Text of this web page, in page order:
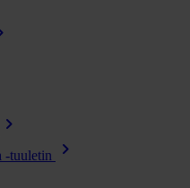
chevron_right
-tuuletin chevron_right